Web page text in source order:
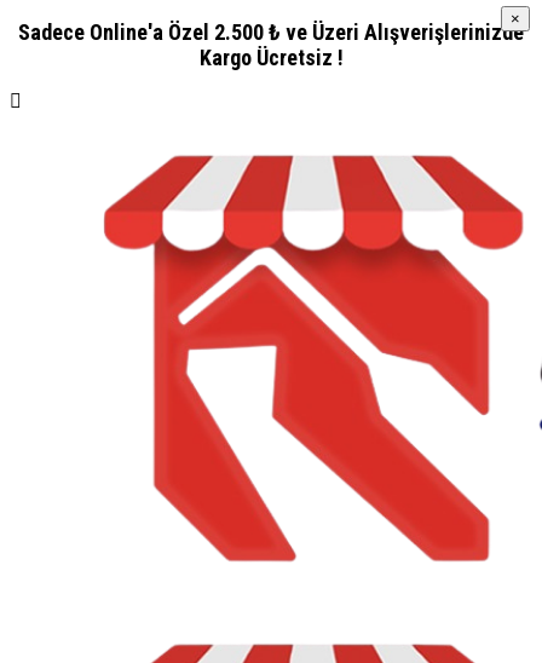
Sadece Online'a Özel 2.500 ₺ ve Üzeri Alışverişlerinizde
Kargo Ücretsiz !
×
×